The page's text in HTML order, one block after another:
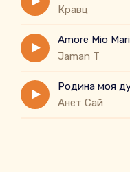
Кравц
Amore Mio
Jaman T
Родина моя
Анет Сай